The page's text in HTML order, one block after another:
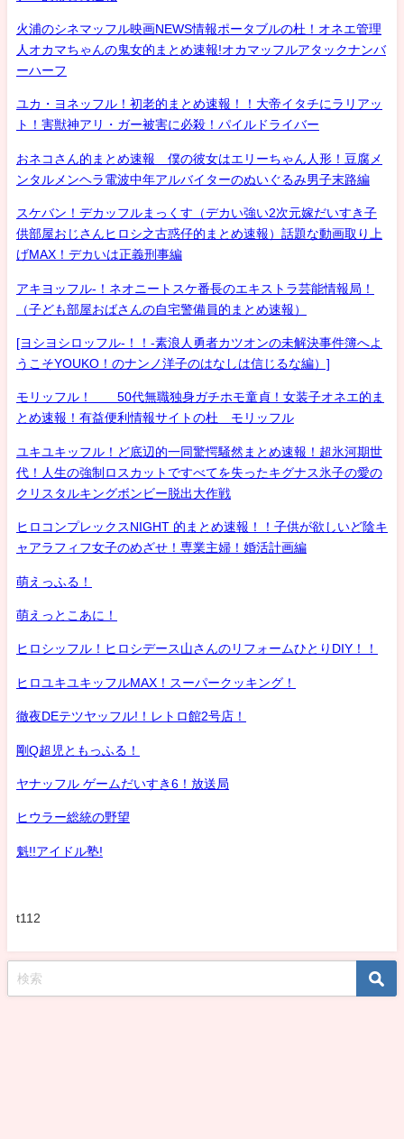
火浦のシネマッフル映画NEWS情報ポータブルの杜！オネエ管理
人オカマちゃんの鬼女的まとめ速報!オカマッフルアタックナンバ
ーハーフ
ユカ・ヨネッフル！初老的まとめ速報！！大帝イタチにラリアッ
ト！害獣神アリ・ガー被害に必殺！パイルドライバー
おネコさん的まとめ速報 僕の彼女はエリーちゃん人形！豆腐メ
ンタルメンヘラ電波中年アルバイターのぬいぐるみ男子末路編
スケバン！デカッフルまっくす（デカい強い2次元嫁だいすき子
供部屋おじさんヒロシ之古惑仔的まとめ速報）話題な動画取り上
げMAX！デカいは正義刑事編
アキヨッフル-！ネオニートスケ番長のエキストラ芸能情報局！
（子ども部屋おばさんの自宅警備員的まとめ速報）
[ヨシヨシロッフル-！！-素浪人勇者カツオンの未解決事件簿へよ
うこそYOUKO！のナンノ洋子のはなしは信じるな編）]
モリッフル！ 50代無職独身ガチホモ童貞！女装子オネエ的ま
とめ速報！有益便利情報サイトの杜 モリッフル
ユキユキッフル！ど底辺的一同驚愕騒然まとめ速報！超氷河期世
代！人生の強制ロスカットですべてを失ったキグナス氷子の愛の
クリスタルキングボンビー脱出大作戦
ヒロコンプレックスNIGHT 的まとめ速報！！子供が欲しいど陰キ
ャアラフィフ女子のめざせ！専業主婦！婚活計画編
萌えっふる！
萌えっとこあに！
ヒロシッフル！ヒロシデース山さんのリフォームひとりDIY！！
ヒロユキユキッフルMAX！スーパークッキング！
徹夜DEテツヤッフル!！レトロ館2号店！
剛Q超児ともっふる！
ヤナッフル ゲームだいすき6！放送局
ヒウラー総統の野望
魁!!アイドル塾!
t112